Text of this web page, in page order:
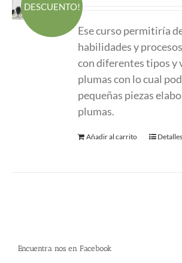
DESCUENTO!
era:
350.00 €.
es:
Ese curso permitiría
habilidades y
con diferentes tipos y
plumas con lo cual
pequeñas piezas
plumas.
Añadir al carrito Detalles
Encuentra nos en Facebook